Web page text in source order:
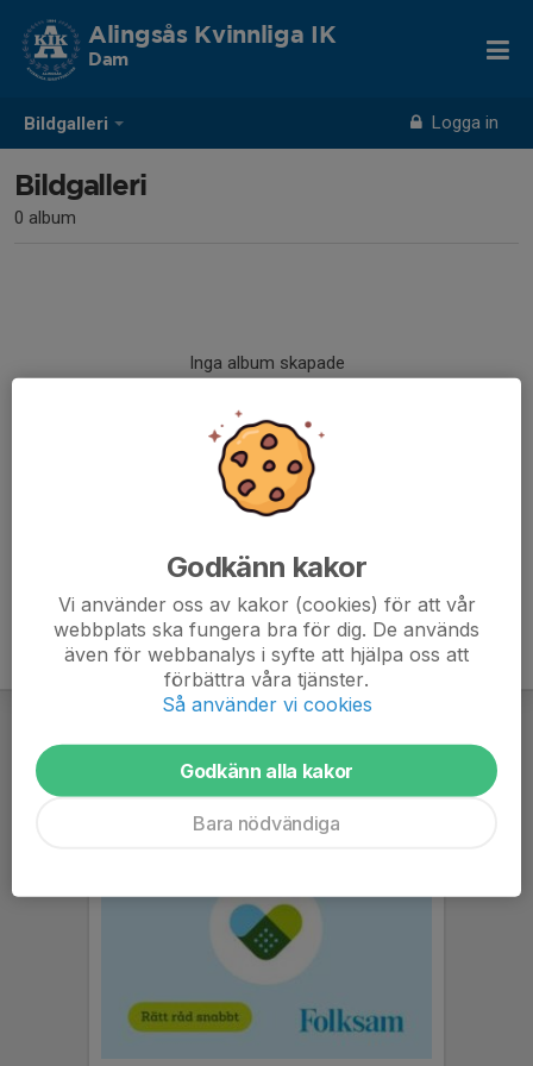
Bildgalleri Logga in
Alingsås Kvinnliga IK
Dam
Bildgalleri
0 album
Inga album skapade
Godkänn kakor
Vi använder oss av kakor (cookies) för att vår
webbplats ska fungera bra för dig. De används
även för webbanalys i syfte att hjälpa oss att
förbättra våra tjänster.
Så använder vi cookies
Godkänn alla kakor
Bara nödvändiga